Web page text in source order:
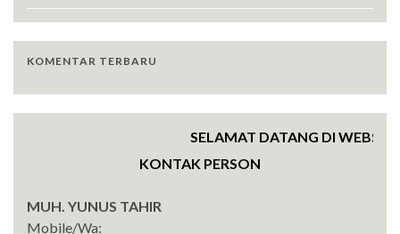
KOMENTAR TERBARU
SELAMAT DATANG DI WEBSITE
KONTAK PERSON
MUH. YUNUS TAHIR
Mobile/Wa: